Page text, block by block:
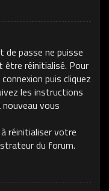
de passe ne puisse
être réinitialisé. Pour
puis cliquez
les instructions
vous
réinitialiser votre
du forum.